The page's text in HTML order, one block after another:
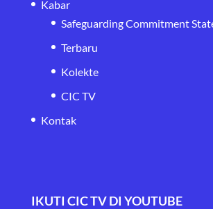
Kabar
Safeguarding Commitment
Terbaru
Kolekte
CIC TV
Kontak
IKUTI CIC TV DI YOUTUBE